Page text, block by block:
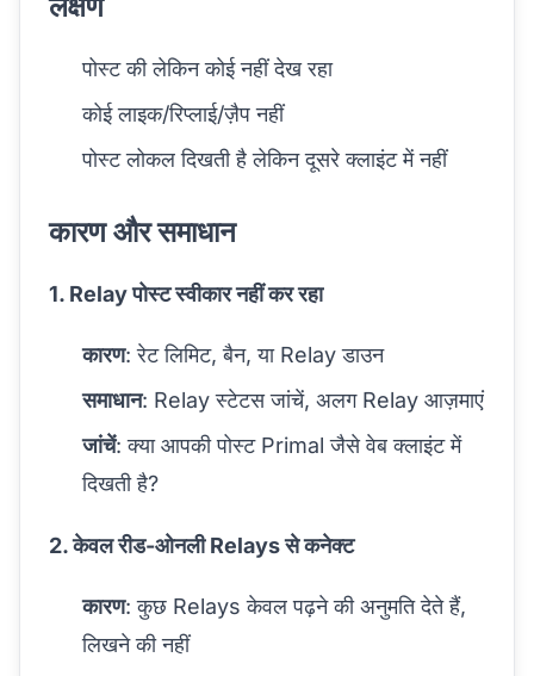
पोस्ट की लेकिन कोई नहीं देख रहा
कोई लाइक/रिप्लाई/ज़ैप नहीं
पोस्ट लोकल दिखती है लेकिन दूसरे क्लाइंट में नहीं
कारण और समाधान
1. Relay पोस्ट स्वीकार नहीं कर रहा
कारण: रेट लिमिट, बैन, या Relay डाउन
समाधान: Relay स्टेटस जांचें, अलग Relay आज़माएं
जांचें: क्या आपकी पोस्ट Primal जैसे वेब क्लाइंट में
दिखती है?
2. केवल रीड-ओनली Relays से कनेक्ट
कारण: कुछ Relays केवल पढ़ने की अनुमति देते हैं,
लिखने की नहीं